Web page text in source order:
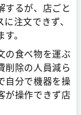
するが、店ごと
注文できず、
。
の食べ物を運ぶ
削除の人員減ら
自分で機器を操
が操作できず店